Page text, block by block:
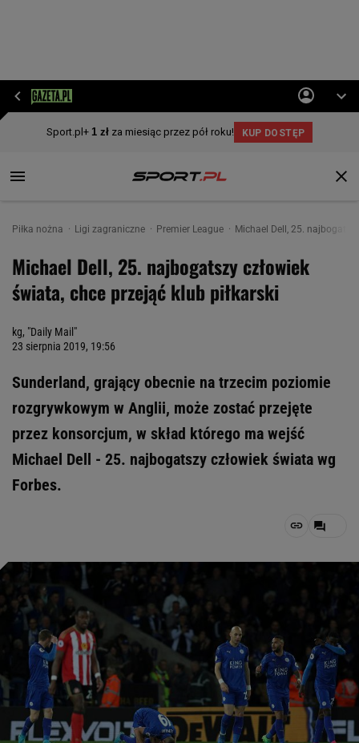
Piłka nożna Ligi zagraniczne Premier League Michael Dell, 25.
Michael Dell, 25. najbogatszy człowiek
świata, chce przejąć klub piłkarski
kg, "Daily Mail"
23 sierpnia 2019, 19:56
Sunderland, grający obecnie na trzecim poziomie
rozgrywkowym w Anglii, może zostać przejęte
przez konsorcjum, w skład którego ma wejść
Michael Dell - 25. najbogatszy człowiek świata wg
Forbes.